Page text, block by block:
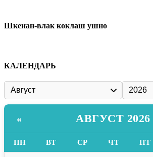
Шкенан-влак коклаш ушно
КАЛЕНДАРЬ
« АВГУСТ 2026
ПН ВТ СР ЧТ ПТ